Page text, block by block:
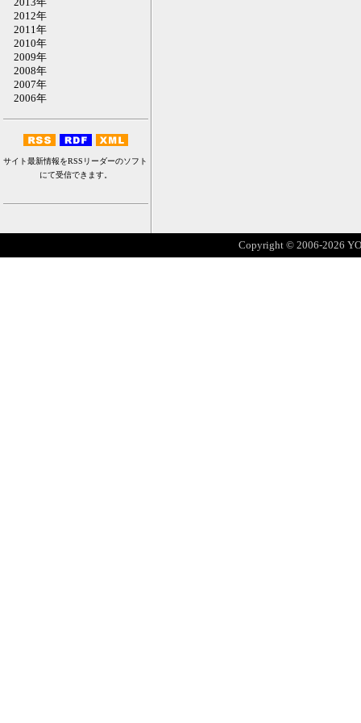
2012年
2011年
2010年
2009年
2008年
2007年
2006年
サイト最新情報をRSSリーダーのソフト
にて受信できます。
Copyright © 2006-2026